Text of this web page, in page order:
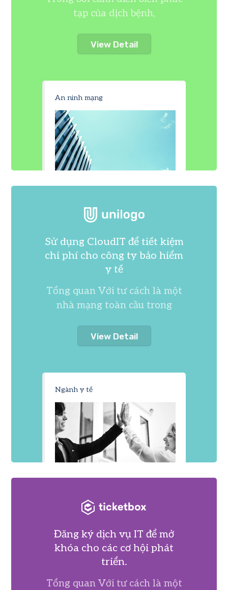
An ninh mạng
tạp của dịch bệnh,
View Detail
Ngành y tế
Sử dụng CloudIT để tiết kiệm
chi phí cho công ty bảo hiểm
y tế
Tổng quan Với tư cách là một
nhà mạng toàn cầu trong
View Detail
Đăng ký dịch vụ IT để mở
khóa cho các cơ hội phát
triển.
Tổng quan Với tư cách là một